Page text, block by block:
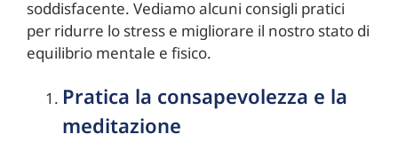
soddisfacente. Vediamo alcuni consigli pratici
per ridurre lo stress e migliorare il nostro stato di
equilibrio mentale e fisico.
Pratica la consapevolezza e la
meditazione